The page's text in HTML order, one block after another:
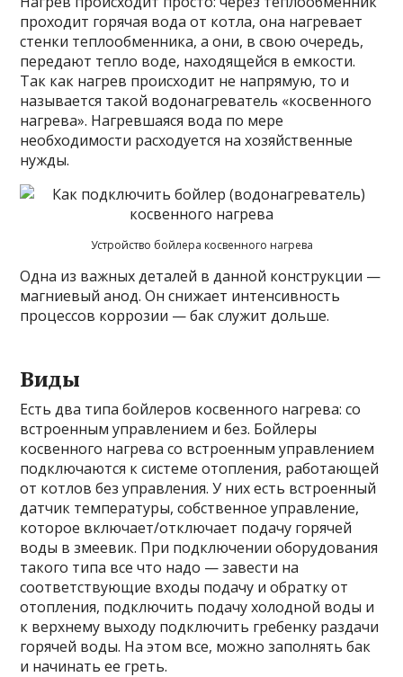
проходит горячая вода от котла, она нагревает
стенки теплообменника, а они, в свою очередь,
передают тепло воде, находящейся в емкости.
Так как нагрев происходит не напрямую, то и
называется такой водонагреватель «косвенного
нагрева». Нагревшаяся вода по мере
необходимости расходуется на хозяйственные
нужды.
Устройство бойлера косвенного нагрева
Одна из важных деталей в данной конструкции —
магниевый анод. Он снижает интенсивность
процессов коррозии — бак служит дольше.
Виды
Есть два типа бойлеров косвенного нагрева: со
встроенным управлением и без. Бойлеры
косвенного нагрева со встроенным управлением
подключаются к системе отопления, работающей
от котлов без управления. У них есть встроенный
датчик температуры, собственное управление,
которое включает/отключает подачу горячей
воды в змеевик. При подключении оборудования
такого типа все что надо — завести на
соответствующие входы подачу и обратку от
отопления, подключить подачу холодной воды и
к верхнему выходу подключить гребенку раздачи
горячей воды. На этом все, можно заполнять бак
и начинать ее греть.